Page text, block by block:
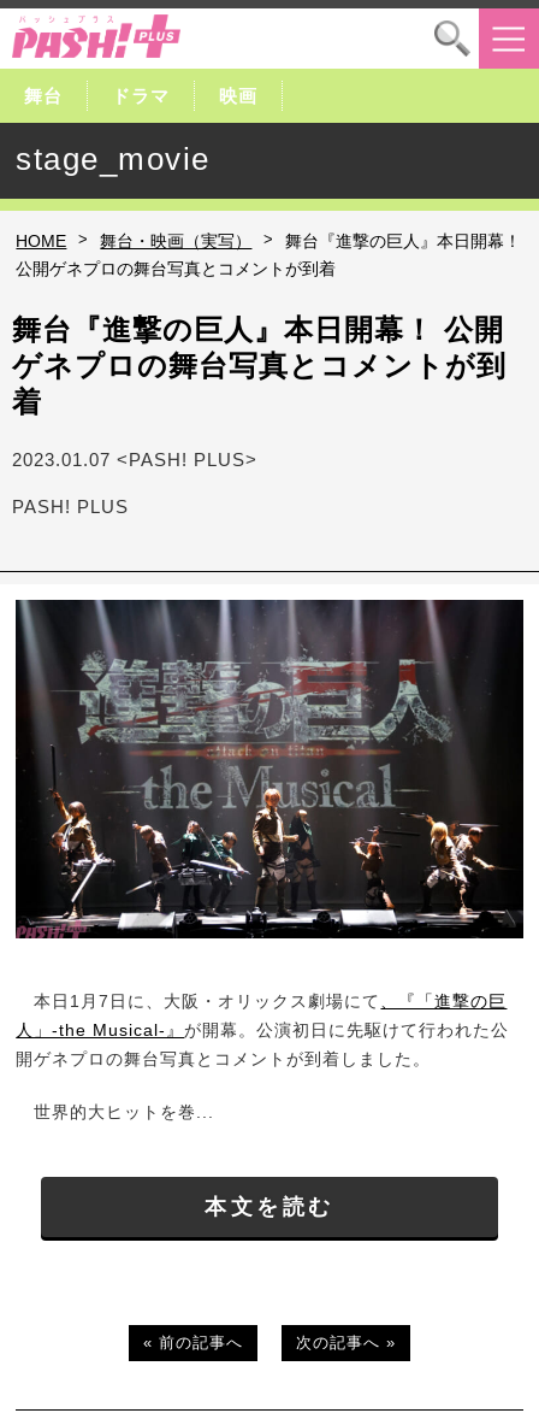
舞台 ドラマ 映画
stage_movie
HOME > 舞台・映画（実写） >
舞台『進撃の巨人』本日開幕！
公開ゲネプロの舞台写真とコメントが到着
舞台『進撃の巨人』本日開幕！ 公開
ゲネプロの舞台写真とコメントが到
着
2023.01.07 <PASH! PLUS>
PASH! PLUS
本日1月7日に、大阪・オリックス劇場にて
、『「進撃の巨
人」-the Musical-』が開幕。公演初日に先駆けて行われた公
開ゲネプロの舞台写真とコメントが到着しました。
世界的大ヒットを巻...
本文を読む
« 前の記事へ 次の記事へ »